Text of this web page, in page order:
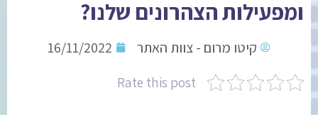
ומפעילות הצהרונים שלנו?
קיטו מרום - צוות האתר
16/11/2022
Rate this post